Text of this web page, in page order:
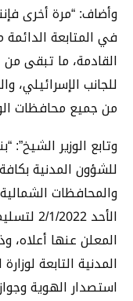
وأضاف: “مرة أخرى
في المتابعة الدائمة
القادمة، ما تبقى
للجانب الإسرائيلي،
من جميع محافظات
وتابع الوزير الشيخ”:
للشؤون المدنية
والمحافظات
الأحد
المعلن عنها أعلاه،
المدنية التابعة
استصدار الهوية